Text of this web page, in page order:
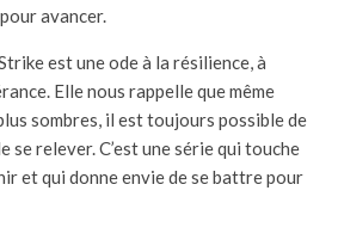
avancer.
est une ode à la résilience, à
Elle nous rappelle que même
sombres, il est toujours possible de
se relever. C’est une série qui touche
et qui donne envie de se battre pour